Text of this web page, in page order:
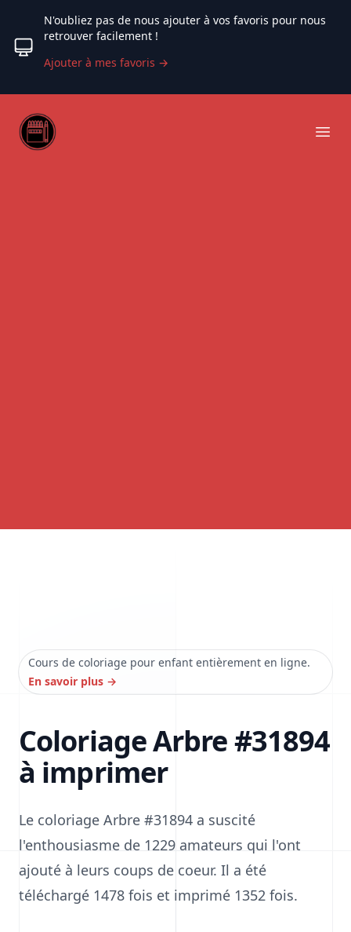
N'oubliez pas de nous ajouter à vos favoris pour nous
retrouver facilement !
Ajouter à mes favoris →
Web coloriage
Cours de coloriage pour enfant entièrement en ligne.
En savoir plus →
Coloriage Arbre #31894
à imprimer
Le coloriage Arbre #31894 a suscité
l'enthousiasme de 1229 amateurs qui l'ont
ajouté à leurs coups de coeur. Il a été
téléchargé 1478 fois et imprimé 1352 fois.